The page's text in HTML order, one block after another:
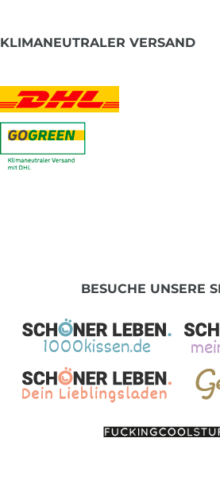
KLIMANEUTRALER VERSAND
BESUCHE UNSERE